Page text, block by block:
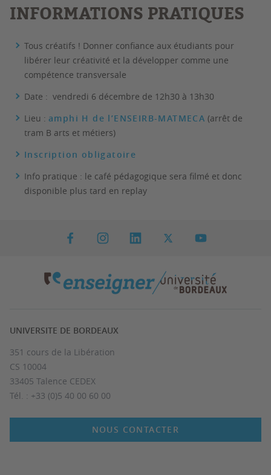
INFORMATIONS PRATIQUES
Tous créatifs ! Donner confiance aux étudiants pour
libérer leur créativité et la développer comme une
compétence transversale
Date : vendredi 6 décembre de 12h30 à 13h30
Lieu : amphi H de l’ENSEIRB-MATMECA (arrêt de
tram B arts et métiers)
Inscription obligatoire
Info pratique : le café pédagogique sera filmé et donc
disponible plus tard en replay
UNIVERSITE DE BORDEAUX
351 cours de la Libération
CS 10004
33405 Talence CEDEX
Tél. : +33 (0)5 40 00 60 00
NOUS CONTACTER